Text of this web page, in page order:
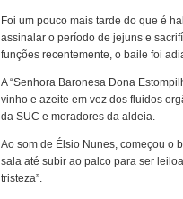
Foi um pouco mais tarde do que é
assinalar o período de jejuns e
funções recentemente, o baile foi
A “Senhora Baronesa Dona
vinho e azeite em vez dos fluidos
da SUC e moradores da aldeia.
Ao som de Élsio Nunes, começou o
sala até subir ao palco para ser
tristeza”.